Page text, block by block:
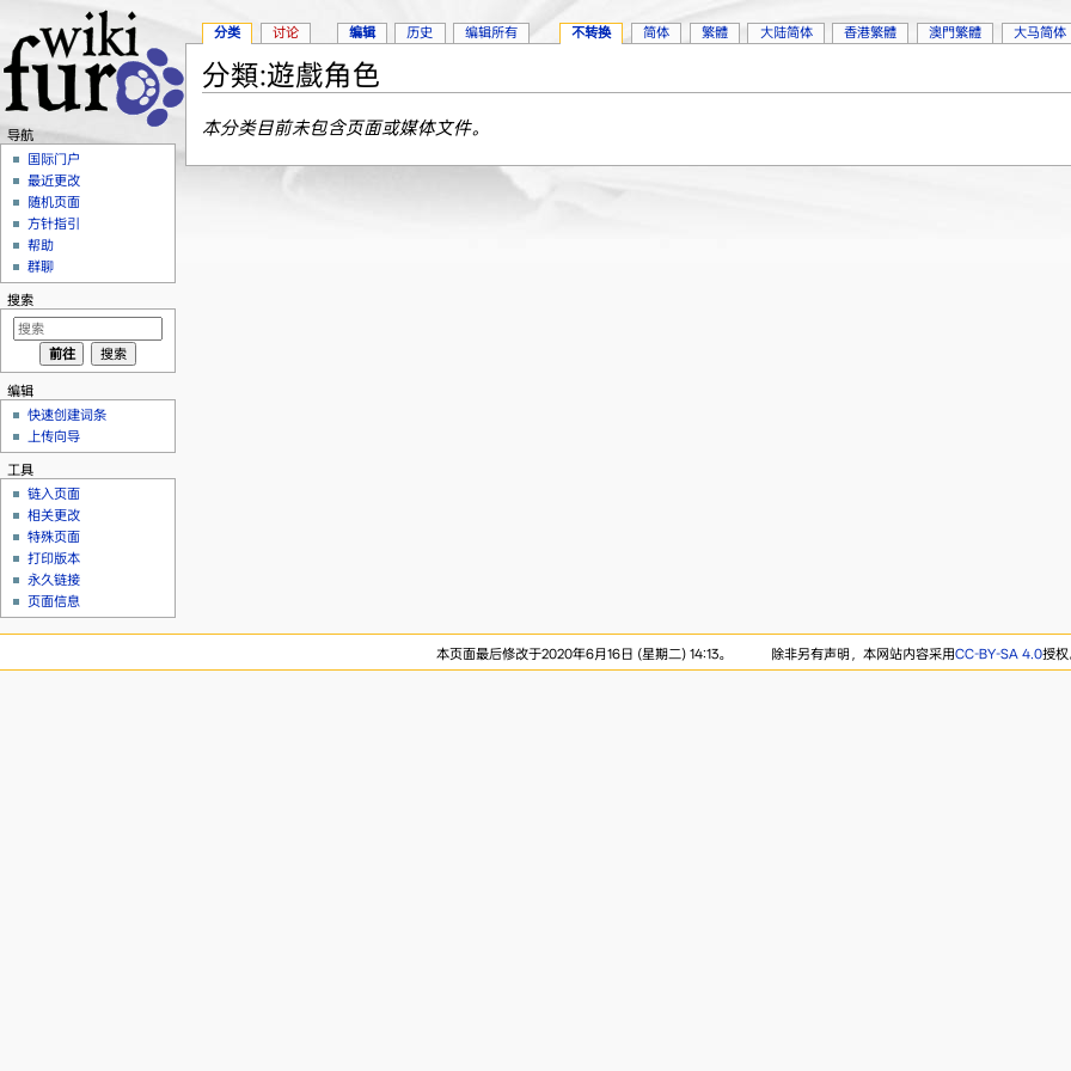
分類:遊戲角色
本分类目前未包含页面或媒体文件。
分类 讨论 编辑 历史 编辑所有 不转换 简体 繁體 大陆简体 香港繁體 澳門繁體 大马简体
导航
国际门户
最近更改
随机页面
方针指引
帮助
群聊
搜索
编辑
快速创建词条
上传向导
工具
链入页面
相关更改
特殊页面
打印版本
永久链接
页面信息
本页面最后修改于2020年6月16日 (星期二) 14:13。 除非另有声明，本网站内容采用CC-BY-SA 4.0授权